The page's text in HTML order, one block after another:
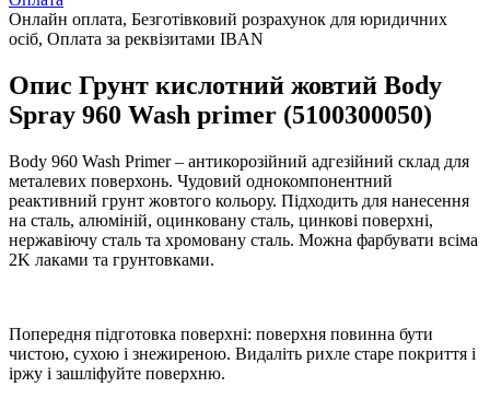
Онлайн оплата, Безготівковий розрахунок для юридичних
осіб, Оплата за реквізитами IBAN
Опис Грунт кислотний жовтий Body
Spray 960 Wash primer (5100300050)
Body 960 Wash Primer – антикорозійний адгезійний склад для
металевих поверхонь. Чудовий однокомпонентний
реактивний грунт жовтого кольору. Підходить для нанесення
на сталь, алюміній, оцинковану сталь, цинкові поверхні,
нержавіючу сталь та хромовану сталь. Можна фарбувати всіма
2K лаками та грунтовками.
Попередня підготовка поверхні: поверхня повинна бути
чистою, сухою і знежиреною. Видаліть рихле старе покриття і
іржу і зашліфуйте поверхню.